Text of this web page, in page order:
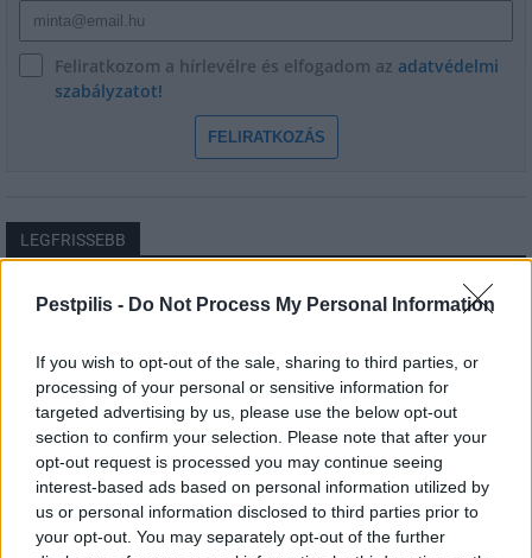
Pestpilis - Do Not Process My Personal Information
If you wish to opt-out of the sale, sharing to third parties, or
processing of your personal or sensitive information for
targeted advertising by us, please use the below opt-out
section to confirm your selection. Please note that after your
opt-out request is processed you may continue seeing
interest-based ads based on personal information utilized by
us or personal information disclosed to third parties prior to
your opt-out. You may separately opt-out of the further
Feliratkozom a hírlevélre és elfogadom az adatvédelmi
szabályzatot!
FELIRATKOZÁS
LEGFRISSEBB
Országos
Megérkezett az eső a Duna vízgyűjtőjére
Helyi
Amire többmillióan vártunk: szombattól
másodfokúra csökken a riasztás